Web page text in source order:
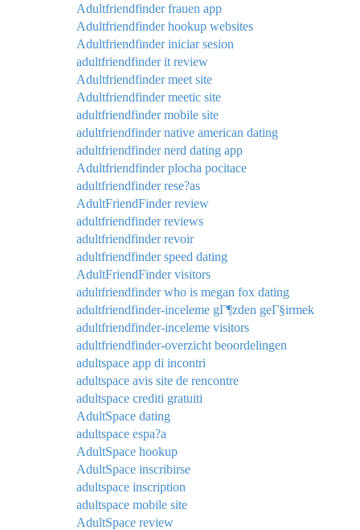
Adultfriendfinder frauen app
Adultfriendfinder hookup websites
Adultfriendfinder iniciar sesion
adultfriendfinder it review
Adultfriendfinder meet site
Adultfriendfinder meetic site
adultfriendfinder mobile site
adultfriendfinder native american dating
adultfriendfinder nerd dating app
Adultfriendfinder plocha pocitace
adultfriendfinder rese?as
AdultFriendFinder review
adultfriendfinder reviews
adultfriendfinder revoir
adultfriendfinder speed dating
AdultFriendFinder visitors
adultfriendfinder who is megan fox dating
adultfriendfinder-inceleme gГ¶zden geГ§irmek
adultfriendfinder-inceleme visitors
adultfriendfinder-overzicht beoordelingen
adultspace app di incontri
adultspace avis site de rencontre
adultspace crediti gratuiti
AdultSpace dating
adultspace espa?a
AdultSpace hookup
AdultSpace inscribirse
adultspace inscription
adultspace mobile site
AdultSpace review